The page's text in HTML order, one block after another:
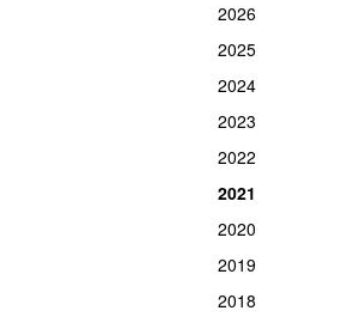
2026
2025
2024
2023
2022
2021
2020
2019
2018